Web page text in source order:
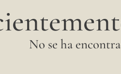
No se ha